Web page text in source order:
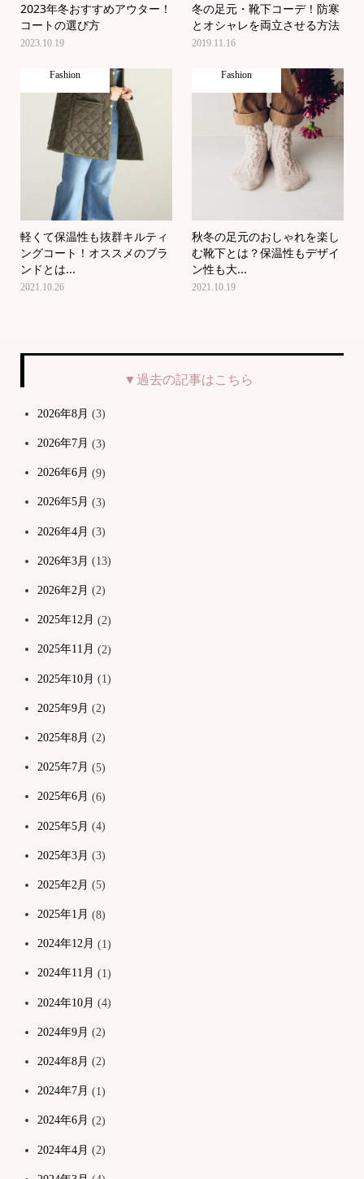
2023年冬おすすめアウター！
コートの選び方
2023.10.19
冬の足元・靴下コーデ！防寒
とオシャレを両立させる方法
2019.11.16
Fashion
軽くて保温性も抜群キルティ
ングコート！オススメのブラ
ンドとは...
2021.10.26
Fashion
秋冬の足元のおしゃれを楽し
む靴下とは？保温性もデザイ
ン性も大...
2021.10.19
▼過去の記事はこちら
2026年8月 (3)
2026年7月 (3)
2026年6月 (9)
2026年5月 (3)
2026年4月 (3)
2026年3月 (13)
2026年2月 (2)
2025年12月 (2)
2025年11月 (2)
2025年10月 (1)
2025年9月 (2)
2025年8月 (2)
2025年7月 (5)
2025年6月 (6)
2025年5月 (4)
2025年3月 (3)
2025年2月 (5)
2025年1月 (8)
2024年12月 (1)
2024年11月 (1)
2024年10月 (4)
2024年9月 (2)
2024年8月 (2)
2024年7月 (1)
2024年6月 (2)
2024年4月 (2)